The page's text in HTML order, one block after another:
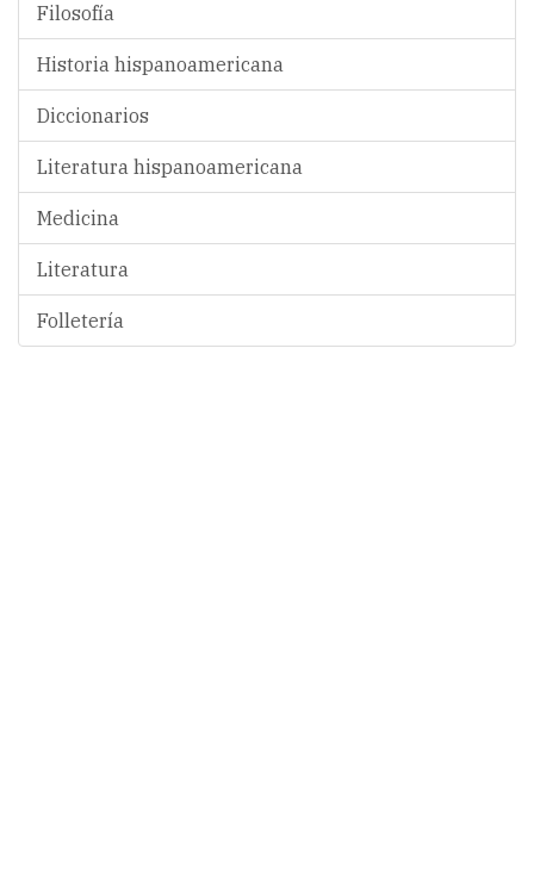
Filosofía
Historia hispanoamericana
Diccionarios
Literatura hispanoamericana
Medicina
Literatura
Folletería